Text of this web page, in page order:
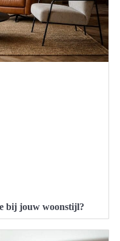
bij jouw woonstijl?